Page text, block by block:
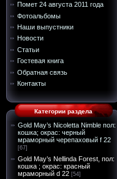
Помет 24 августа 2011 года
Фотоальбомы
Наши выпустники
Новости
Статьи
Гостевая книга
Обратная связь
Контакты
Категории раздела
Gold May’s Nicoletta Nimble пол:
кошка; окрас: черный
мраморный черепаховый f 22
[67]
Gold May’s Nellinda Forest, пол:
кошка ; окрас: красный
мраморный d 22 [54]